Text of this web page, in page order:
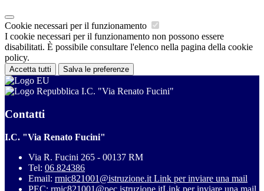
Cookie necessari per il funzionamento
I cookie necessari per il funzionamento non possono essere
disabilitati. È possibile consultare l'elenco nella pagina della cookie
policy.
Accetta tutti Salva le preferenze
I.C. "Via Renato Fucini"
Contatti
I.C. "Via Renato Fucini"
Via R. Fucini 265 - 00137 RM
Tel: 06 824386
Email: rmic821001@istruzione.it Link per inviare una mail
PEC: rmic821001@pec.istruzione.itLink per inviare una mail